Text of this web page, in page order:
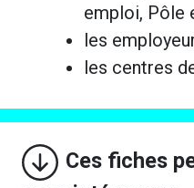
emploi, Pôle
les
les centres
Ces fiches